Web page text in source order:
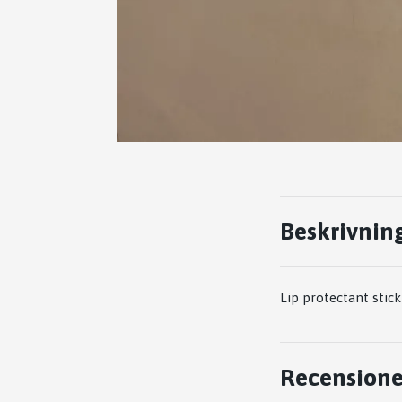
Lip protectant stick